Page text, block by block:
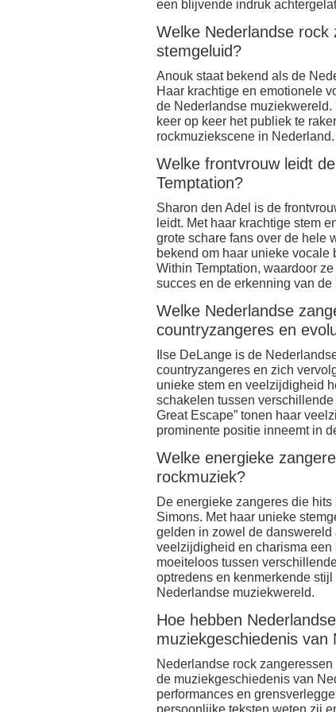
een blijvende indruk
Welke Nederlandse
stemgeluid?
Anouk staat bekend als de
Haar krachtige en emotionele
de Nederlandse muziekwereld.
keer op keer het publiek te
rockmuziekscene in Nederland.
Welke frontvrouw leidt
Temptation?
Sharon den Adel is de
leidt. Met haar krachtige stem
grote schare fans over de hele
bekend om haar unieke vocale
Within Temptation, waardoor
succes en de erkenning van
Welke Nederlandse
countryzangeres en
Ilse DeLange is de
countryzangeres en zich
unieke stem en veelzijdigheid
schakelen tussen verschillende
Great Escape” tonen haar
prominente positie inneemt in
Welke energieke
rockmuziek?
De energieke zangeres die
Simons. Met haar unieke
gelden in zowel de
veelzijdigheid en charisma
moeiteloos tussen
optredens en kenmerkende
Nederlandse muziekwereld.
Hoe hebben
muziekgeschiedenis van
Nederlandse rock
de muziekgeschiedenis van
performances en